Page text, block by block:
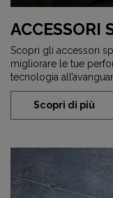
ACCESSORI
Scopri gli accessori
migliorare le tue
tecnologia
Scopri di più